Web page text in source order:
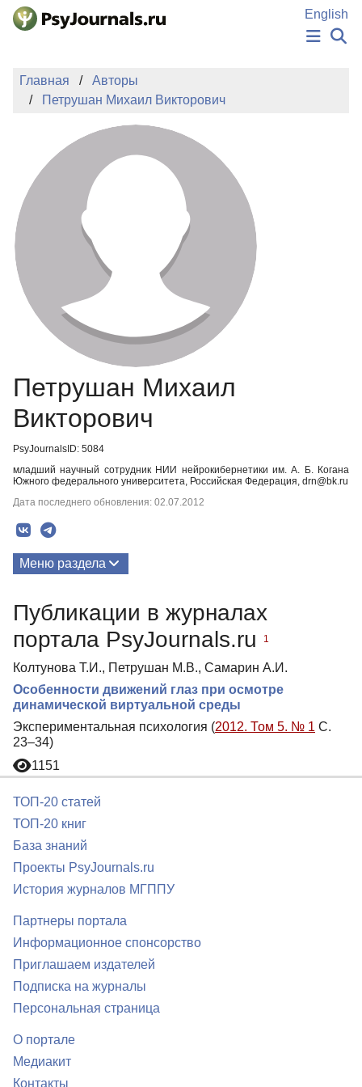
Перейти к основному содержанию
English
ИЗДАНИЯ
АВТОРЫ
ПОДАТЬ РУКОПИСЬ
БАЗА ЗНАНИЙ
КЛЮЧЕВЫЕ СЛОВА
Регистрация
Главная
Авторы
Петрушан Михаил Викторович
Петрушан Михаил
Викторович
PsyJournalsID: 5084
младший научный сотрудник НИИ нейрокибернетики им. А. Б. Когана
Южного федерального университета, Российская Федерация, drn@bk.ru
Дата последнего обновления: 02.07.2012
Меню раздела
Публикации в журналах
портала PsyJournals.ru
1
Колтунова Т.И., Петрушан М.В., Самарин А.И.
Особенности движений глаз при осмотре
динамической виртуальной среды
Экспериментальная психология (2012. Том 5. № 1 С.
23–34)
1151
ТОП-20 статей
ТОП-20 книг
База знаний
Проекты PsyJournals.ru
История журналов МГППУ
Партнеры портала
Информационное спонсорство
Приглашаем издателей
Подписка на журналы
Персональная страница
О портале
Медиакит
Контакты